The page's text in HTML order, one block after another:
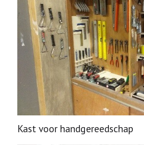
Kast voor handgereedschap